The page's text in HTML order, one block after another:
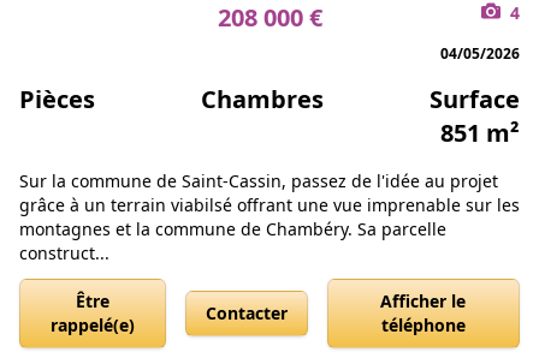
208 000 € 4
04/05/2026
Pièces Chambres
Surface
851 m²
Sur la commune de Saint-Cassin, passez de l'idée au projet
grâce à un terrain viabilsé offrant une vue imprenable sur les
montagnes et la commune de Chambéry. Sa parcelle
construct...
Être
rappelé(e)
Contacter
Afficher le
téléphone